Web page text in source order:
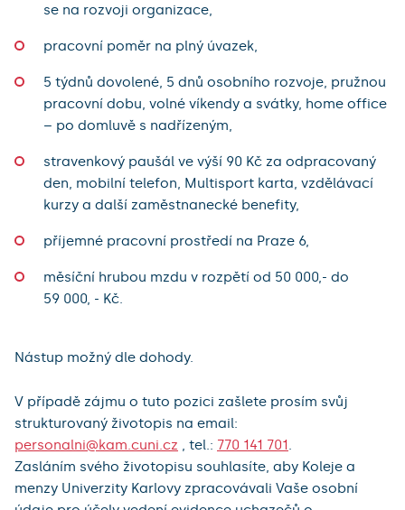
se na rozvoji organizace,
pracovní poměr na plný úvazek,
5 týdnů dovolené, 5 dnů osobního rozvoje, pružnou
pracovní dobu, volné víkendy a svátky, home office
– po domluvě s nadřízeným,
stravenkový paušál ve výší 90 Kč za odpracovaný
den, mobilní telefon, Multisport karta, vzdělávací
kurzy a další zaměstnanecké benefity,
příjemné pracovní prostředí na Praze 6,
měsíční hrubou mzdu v rozpětí od 50 000,- do
59 000, - Kč.
Nástup možný dle dohody.
V případě zájmu o tuto pozici zašlete prosím svůj
strukturovaný životopis na email:
personalni@kam.cuni.cz , tel.: 770 141 701
Zasláním svého životopisu souhlasíte, aby Koleje a
menzy Univerzity Karlovy zpracovávali Vaše osobní